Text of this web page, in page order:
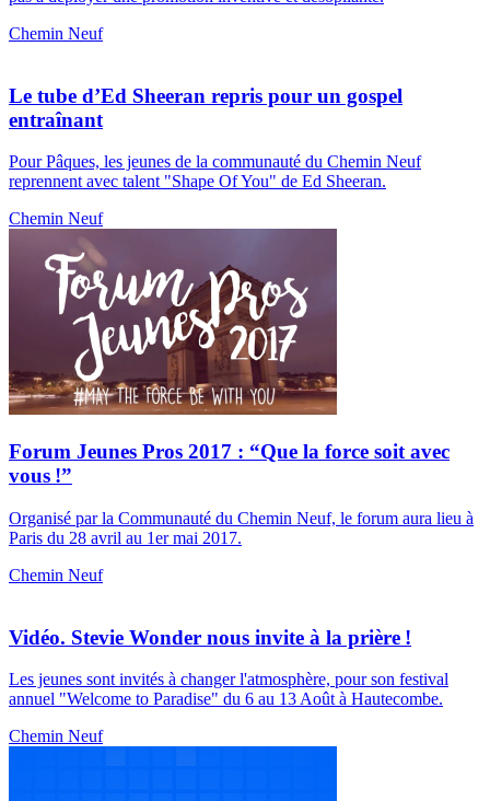
Chemin Neuf
Le tube d’Ed Sheeran repris pour un gospel
entraînant
Pour Pâques, les jeunes de la communauté du Chemin Neuf
reprennent avec talent "Shape Of You" de Ed Sheeran.
Chemin Neuf
Forum Jeunes Pros 2017 : “Que la force soit avec
vous !”
Organisé par la Communauté du Chemin Neuf, le forum aura lieu à
Paris du 28 avril au 1er mai 2017.
Chemin Neuf
Vidéo. Stevie Wonder nous invite à la prière !
Les jeunes sont invités à changer l'atmosphère, pour son festival
annuel "Welcome to Paradise" du 6 au 13 Août à Hautecombe.
Chemin Neuf